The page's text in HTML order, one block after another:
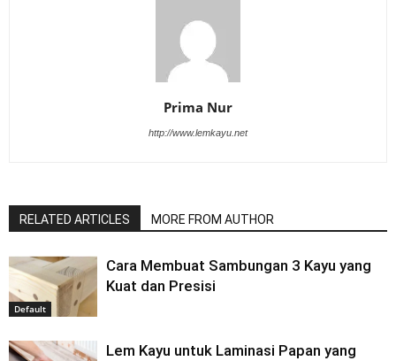
Prima Nur
http://www.lemkayu.net
RELATED ARTICLES MORE FROM AUTHOR
Default
Cara Membuat Sambungan 3 Kayu yang
Kuat dan Presisi
Lem Kayu untuk Laminasi Papan yang